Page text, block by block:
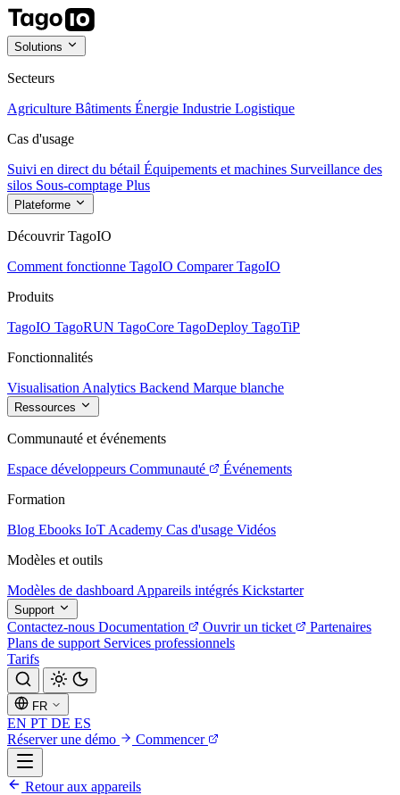
Solutions
Secteurs
Agriculture Bâtiments Énergie Industrie Logistique
Cas d'usage
Suivi en direct du bétail Équipements et machines Surveillance des
silos Sous-comptage Plus
Plateforme
Découvrir TagoIO
Comment fonctionne TagoIO Comparer TagoIO
Produits
TagoIO TagoRUN TagoCore TagoDeploy TagoTiP
Fonctionnalités
Visualisation Analytics Backend Marque blanche
Ressources
Communauté et événements
Espace développeurs Communauté
Événements
Formation
Blog Ebooks IoT Academy Cas d'usage Vidéos
Modèles et outils
Modèles de dashboard Appareils intégrés Kickstarter
Support
Contactez-nous Documentation Ouvrir un ticket
Partenaires
Plans de support Services professionnels
Tarifs
FR
EN PT DE ES
Réserver une démo
Commencer
Retour aux appareils